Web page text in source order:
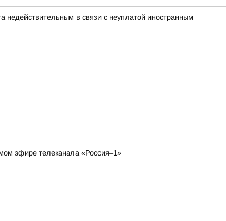
недействительным в связи с неуплатой иностранным
эфире телеканала «Россия–1»